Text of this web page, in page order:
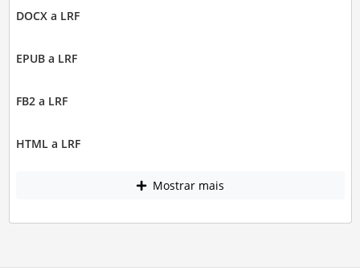
DOCX a LRF
EPUB a LRF
FB2 a LRF
HTML a LRF
Mostrar mais